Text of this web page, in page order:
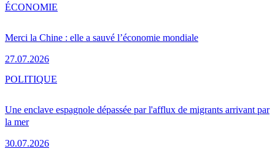
Merci la Chine : elle a sauvé l’économie mondiale
27.07.2026
ÉCONOMIE
Une enclave espagnole dépassée par l'afflux de migrants arrivant par
la mer
30.07.2026
POLITIQUE